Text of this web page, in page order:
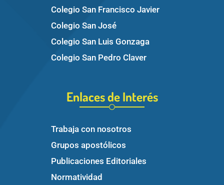
Colegio San Francisco Javier
Colegio San José
Colegio San Luis Gonzaga
Colegio San Pedro Claver
Enlaces de Interés
Trabaja con nosotros
Grupos apostólicos
Publicaciones Editoriales
Normatividad